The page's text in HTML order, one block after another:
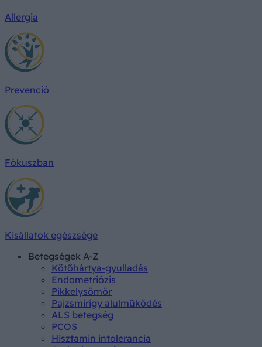
Allergia
Prevenció
Fókuszban
Kisállatok egészsége
Betegségek A-Z
Kötőhártya-gyulladás
Endometriózis
Pikkelysömör
Pajzsmirigy alulműködés
ALS betegség
PCOS
Hisztamin intolerancia